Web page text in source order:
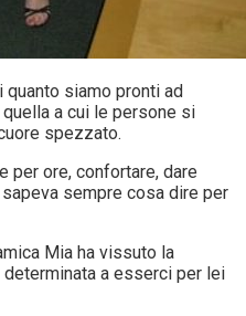
quanto siamo pronti ad
a cui le persone si
spezzato.
per ore, confortare, dare
sempre cosa dire per
Mia ha vissuto la
a esserci per lei